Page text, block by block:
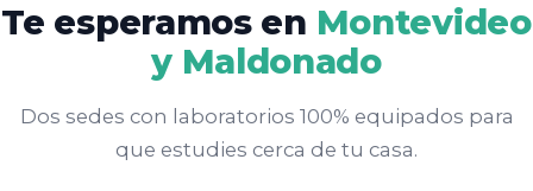
Te esperamos en Montevideo
y Maldonado
Dos sedes con laboratorios 100% equipados para
que estudies cerca de tu casa.